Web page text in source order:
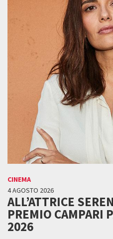
CINEMA
4 AGOSTO 2026
ALL’ATTRICE
PREMIO CAMPARI
2026